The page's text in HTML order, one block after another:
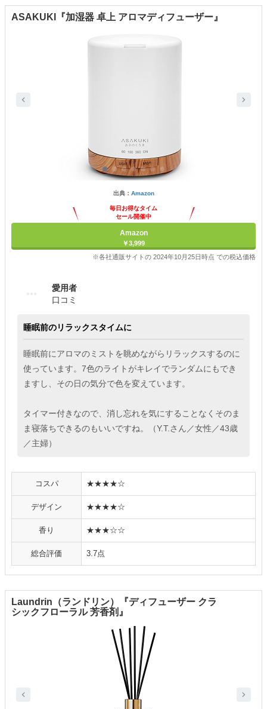
ASAKUKI『加湿器 卓上 アロマディフューザー』
出典： Amazon
毎日お得なタイム
セール開催中
Amazon
￥3,999
※各社通販サイトの 2024年10月25日時点 での税込価格
愛用者
口コミ
睡眠前のリラックスタイムに
睡眠前にアロマのミストを眺めながらリラックスするのに
使っています。7色のライトがキレイでランダムにもでき
ますし、その日の気分で色を変えています。
タイマー付きなので、消し忘れを気にすることなくそのま
ま寝落ちできるのもいいですね。（Y.T.さん／女性／43歳
／主婦）
コスパ ★★★★☆
デザイン ★★★★☆
香り ★★★☆☆
総合評価 3.7点
Laundrin（ランドリン）『ディフューザー クラ
シックフローラル 芳香剤』